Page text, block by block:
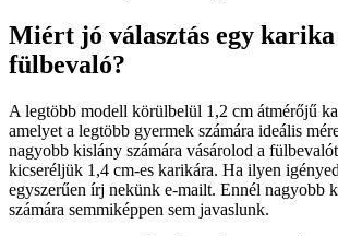
Miért jó választás egy
fülbevaló?
A legtöbb modell körülbelül 1,2 cm átmérőjű
amelyet a legtöbb gyermek számára ideális
nagyobb kislány számára vásárolod a
kicseréljük 1,4 cm-es karikára. Ha ilyen
egyszerűen írj nekünk e-mailt. Ennél nagyobb
számára semmiképpen sem javaslunk.